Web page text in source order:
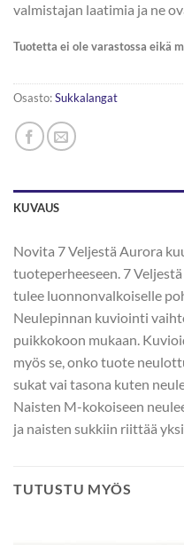
valmistajan laatimia ja ne
Tuotetta ei ole varastossa eikä
Osasto:Sukkalangat
KUVAUS
Novita 7 Veljestä Aurora
tuoteperheeseen. 7
tulee luonnonvalkoiselle
Neulepinnan kuviointi
puikkokoon mukaan.
myös se, onko tuote
sukat vai tasona kuten
Naisten M-kokoiseen
ja naisten sukkiin riittää
TUTUSTU MYÖS